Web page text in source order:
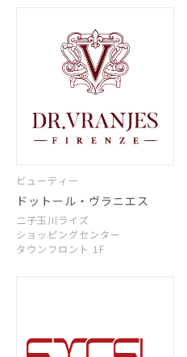
ビューティー
ドットール・ヴラニエス
二子玉川ライズ
ショッピングセンター
タウンフロント 1F